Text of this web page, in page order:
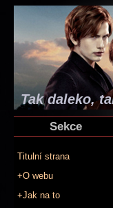
Tak daleko,
Sekce
Titulní strana
+O webu
+Jak na to